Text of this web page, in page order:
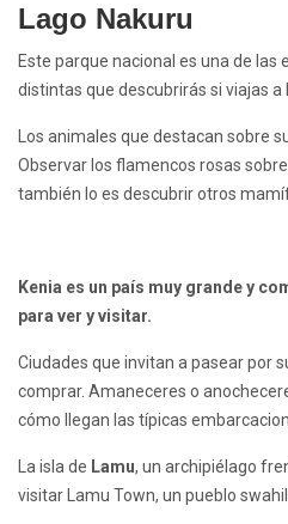
Lago Nakuru
Este parque nacional es una de
distintas que descubrirás si viajas a
Los animales que destacan sobre
Observar los flamencos rosas
también lo es descubrir otros
Kenia es un país muy grande y
para ver y visitar.
Ciudades que invitan a pasear por
comprar. Amaneceres o
cómo llegan las típicas
La isla de Lamu, un archipiélago
visitar Lamu Town, un pueblo